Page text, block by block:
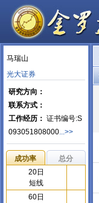
马瑞山
光大证券
研究方向：
联系方式：
工作经历： 证书编号:S
093051808000...>>
成功率
总分
20日
短线
60日